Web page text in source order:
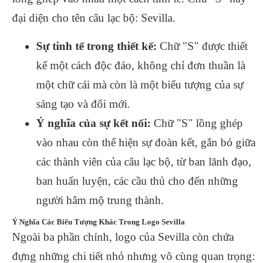
đại diện cho tên câu lạc bộ: Sevilla.
Sự tinh tế trong thiết kế: Chữ "S" được thiết
kế một cách độc đáo, không chỉ đơn thuần là
một chữ cái mà còn là một biểu tượng của sự
sáng tạo và đổi mới.
Ý nghĩa của sự kết nối: Chữ "S" lồng ghép
vào nhau còn thể hiện sự đoàn kết, gắn bó giữa
các thành viên của câu lạc bộ, từ ban lãnh đạo,
ban huấn luyện, các cầu thủ cho đến những
người hâm mộ trung thành.
Ý Nghĩa Các Biểu Tượng Khác Trong Logo Sevilla
Ngoài ba phần chính, logo của Sevilla còn chứa
đựng những chi tiết nhỏ nhưng vô cùng quan trọng: